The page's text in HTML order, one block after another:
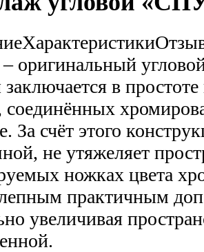
Характеристики
оригинальный
в
соединённых
За счёт этого
не утяжеляет
ножках цвета
практичным
увеличивая